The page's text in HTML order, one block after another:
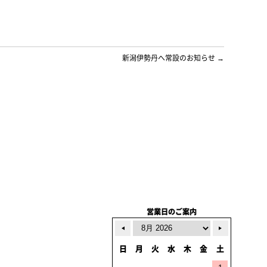
新潟伊勢丹へ常設のお知らせ →
営業日のご案内
日 月 火 水 木 金 土